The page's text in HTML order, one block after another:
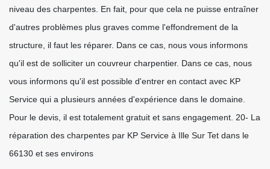
niveau des charpentes. En fait, pour que cela ne puisse entraîner
d'autres problèmes plus graves comme l'effondrement de la
structure, il faut les réparer. Dans ce cas, nous vous informons
qu'il est de solliciter un couvreur charpentier. Dans ce cas, nous
vous informons qu'il est possible d'entrer en contact avec KP
Service qui a plusieurs années d'expérience dans le domaine.
Pour le devis, il est totalement gratuit et sans engagement. 20- La
réparation des charpentes par KP Service à Ille Sur Tet dans le
66130 et ses environs